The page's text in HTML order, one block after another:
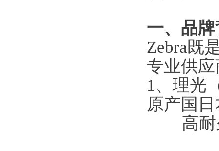
一、品
Zebra既
专业供
1、 理光
原产国
高